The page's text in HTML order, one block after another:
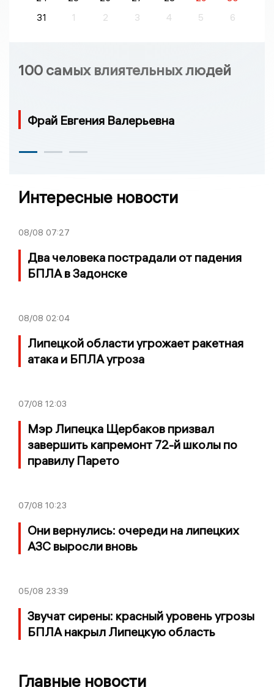
31
1 2 3 4 5 6
100 самых влиятельных людей
Фрай Евгения Валерьевна
Интересные новости
08/08 07:27
Два человека пострадали от падения
БПЛА в Задонске
08/08 02:04
Липецкой области угрожает ракетная
атака и БПЛА угроза
07/08 12:03
Мэр Липецка Щербаков призвал
завершить капремонт 72-й школы по
правилу Парето
07/08 10:23
Они вернулись: очереди на липецких
АЗС выросли вновь
05/08 23:39
Звучат сирены: красный уровень угрозы
БПЛА накрыл Липецкую область
Главные новости